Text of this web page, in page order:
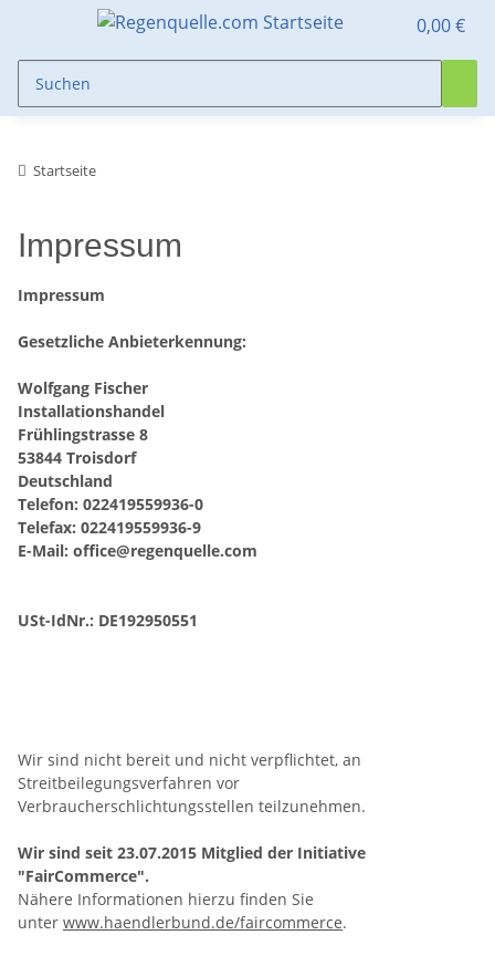
0,00 €
Startseite
Impressum
Impressum
Gesetzliche Anbieterkennung:
Wolfgang Fischer
Installationshandel
Frühlingstrasse 8
53844 Troisdorf
Deutschland
Telefon: 022419559936-0
Telefax: 022419559936-9
E-Mail: office@regenquelle.com
USt-IdNr.: DE192950551
Wir sind nicht bereit und nicht verpflichtet, an
Streitbeilegungsverfahren vor
Verbraucherschlichtungsstellen teilzunehmen.
Wir sind seit 23.07.2015 Mitglied der Initiative
"FairCommerce".
Nähere Informationen hierzu finden Sie
unter www.haendlerbund.de/faircommerce.